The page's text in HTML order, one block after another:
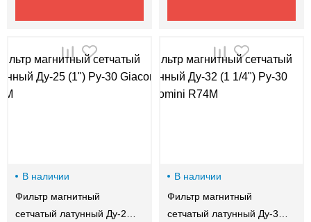
В наличии
Фильтр магнитный
сетчатый латунный Ду-2…
В наличии
Фильтр магнитный
сетчатый латунный Ду-3…